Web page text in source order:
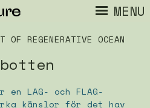
MENU
OF REGENERATIVE OCEAN
LAG- och FLAG-
känslor för det hav